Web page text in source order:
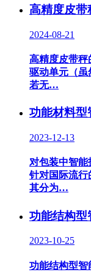
高精度皮带
2024-08-21
高精度皮带
驱动单元（虽
若无…
功能材料型
2023-12-13
对包装中智能
针对国际流行
其分为…
功能结构型
2023-10-25
功能结构型智